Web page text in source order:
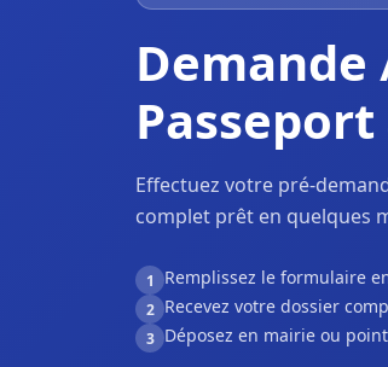
Effectuez votre pré-
complet prêt en quelques
1 Remplissez le formulaire
2 Recevez votre dossier
3 Déposez en mairie ou